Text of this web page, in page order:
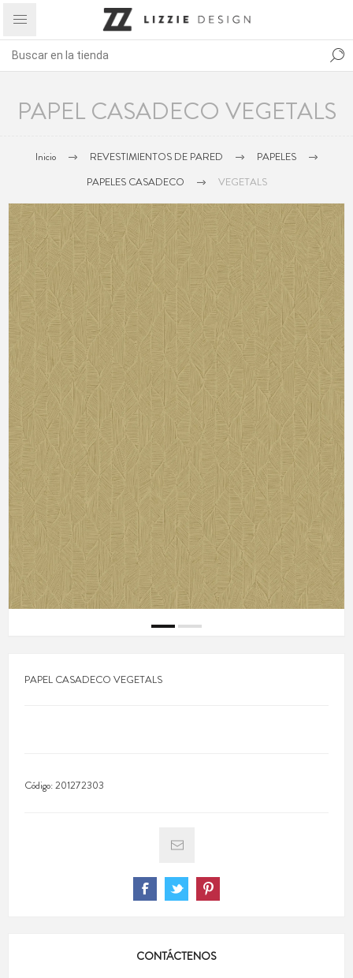
PAPEL CASADECO VEGETALS
Inicio REVESTIMIENTOS DE PARED
PAPELES
PAPELES CASADECO
VEGETALS
PAPEL CASADECO VEGETALS
Código:201272303
CONTÁCTENOS